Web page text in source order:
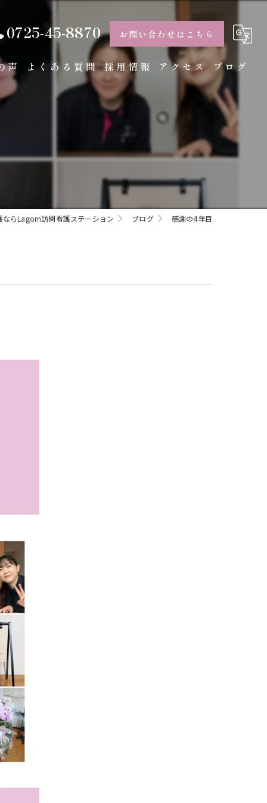
0725-45-8870 お問い合わせはこちら
声 よくある質問 採用情報 アクセス ブログ
コラム
ならLagom訪問看護ステーション ブログ 感謝の4年目